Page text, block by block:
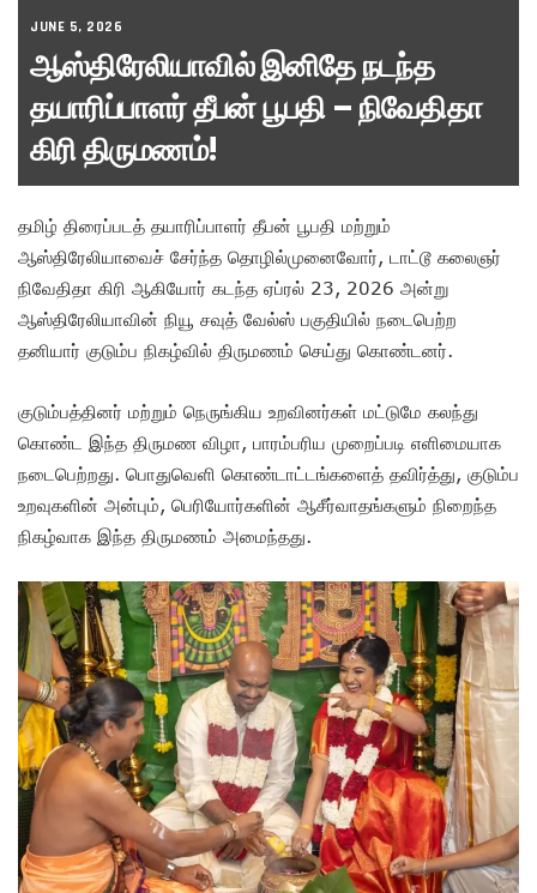
JUNE 5, 2026
ஆஸ்திரேலியாவில் இனிதே நடந்த
தயாரிப்பாளர் தீபன் பூபதி – நிவேதிதா
கிரி திருமணம்!
தமிழ் திரைப்படத் தயாரிப்பாளர் தீபன் பூபதி மற்றும்
ஆஸ்திரேலியாவைச் சேர்ந்த தொழில்முனைவோர், டாட்டூ கலைஞர்
நிவேதிதா கிரி ஆகியோர் கடந்த ஏப்ரல் 23, 2026 அன்று
ஆஸ்திரேலியாவின் நியூ சவுத் வேல்ஸ் பகுதியில் நடைபெற்ற
தனியார் குடும்ப நிகழ்வில் திருமணம் செய்து கொண்டனர்.
குடும்பத்தினர் மற்றும் நெருங்கிய உறவினர்கள் மட்டுமே கலந்து
கொண்ட இந்த திருமண விழா, பாரம்பரிய முறைப்படி எளிமையாக
நடைபெற்றது. பொதுவெளி கொண்டாட்டங்களைத் தவிர்த்து, குடும்ப
உறவுகளின் அன்பும், பெரியோர்களின் ஆசீர்வாதங்களும் நிறைந்த
நிகழ்வாக இந்த திருமணம் அமைந்தது.